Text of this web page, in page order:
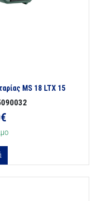
MS 18 LTX 15
€